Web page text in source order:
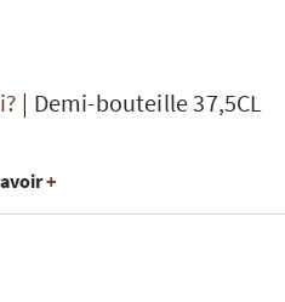
| Demi-bouteille 37,5CL
+